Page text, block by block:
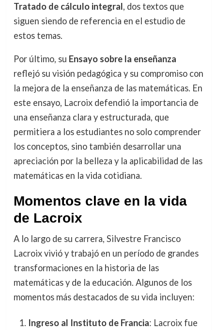
Tratado de cálculo integral, dos textos que
siguen siendo de referencia en el estudio de
estos temas.
Por último, su Ensayo sobre la enseñanza
reflejó su visión pedagógica y su compromiso con
la mejora de la enseñanza de las matemáticas. En
este ensayo, Lacroix defendió la importancia de
una enseñanza clara y estructurada, que
permitiera a los estudiantes no solo comprender
los conceptos, sino también desarrollar una
apreciación por la belleza y la aplicabilidad de las
matemáticas en la vida cotidiana.
Momentos clave en la vida
de Lacroix
A lo largo de su carrera, Silvestre Francisco
Lacroix vivió y trabajó en un período de grandes
transformaciones en la historia de las
matemáticas y de la educación. Algunos de los
momentos más destacados de su vida incluyen:
Ingreso al Instituto de Francia: Lacroix fue